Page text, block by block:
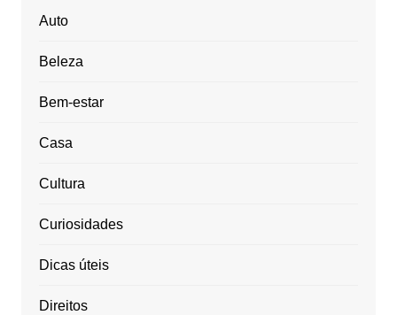
Auto
Beleza
Bem-estar
Casa
Cultura
Curiosidades
Dicas úteis
Direitos